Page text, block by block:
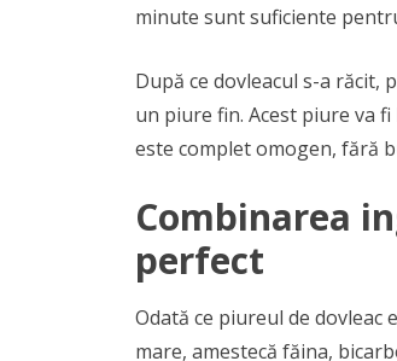
minute sunt suficiente
După ce dovleacul s-a
un piure fin. Acest piure va
este complet omogen, fără
Combinarea
perfect
Odată ce piureul de dovleac
mare, amestecă făina,